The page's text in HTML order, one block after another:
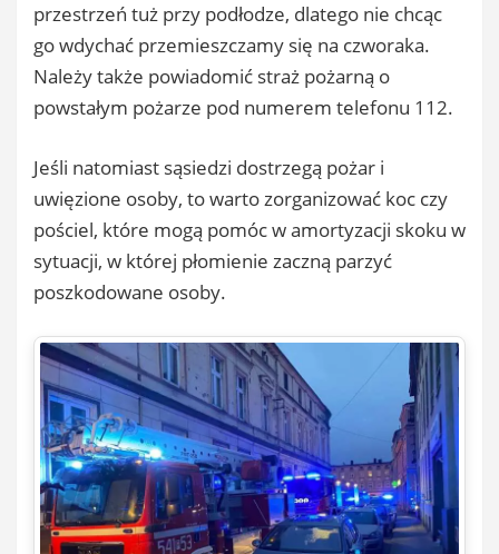
przestrzeń tuż przy podłodze, dlatego nie chcąc
go wdychać przemieszczamy się na czworaka.
Należy także powiadomić straż pożarną o
powstałym pożarze pod numerem telefonu 112.
Jeśli natomiast sąsiedzi dostrzegą pożar i
uwięzione osoby, to warto zorganizować koc czy
pościel, które mogą pomóc w amortyzacji skoku w
sytuacji, w której płomienie zaczną parzyć
poszkodowane osoby.